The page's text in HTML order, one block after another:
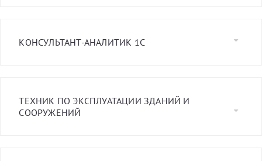
КОНСУЛЬТАНТ-АНАЛИТИК 1С
ТЕХНИК ПО ЭКСПЛУАТАЦИИ ЗДАНИЙ И
СООРУЖЕНИЙ